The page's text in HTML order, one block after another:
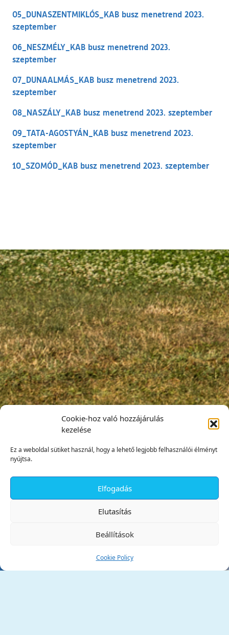
Cookie-hoz való hozzájárulás
kezelése
Ez a weboldal sütiket használ, hogy a lehető legjobb felhasználói élményt
nyújtsa.
Elfogadás
Elutasítás
Beállítások
Cookie Policy
05_DUNASZENTMIKLÓS_KAB busz menetrend 2023.
szeptember
06_NESZMÉLY_KAB busz menetrend 2023.
szeptember
07_DUNAALMÁS_KAB busz menetrend 2023.
szeptember
08_NASZÁLY_KAB busz menetrend 2023. szeptember
09_TATA-AGOSTYÁN_KAB busz menetrend 2023.
szeptember
10_SZOMÓD_KAB busz menetrend 2023. szeptember
Tata Város Önkormányzata
✕